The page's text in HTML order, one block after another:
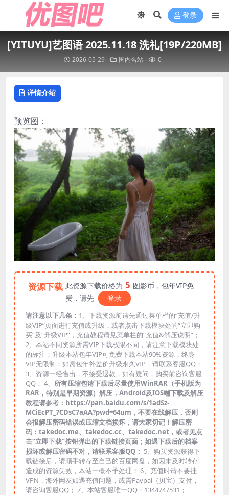
登录
[YITUYU]艺图语 2025.11.18 洗礼[19P/220MB]
2026-05-29 国内名站 0
详情介绍
预览图：
资源下载 此资源下载价格为 5 图影币，包年VIP免
费，请先
登录
请注意以下几条： 1、下载资源前请先通过菜单栏的“充值/升
级VIP”页面进行充值或升级，或者点击下载模块处的“立即购
买”及“升级VIP”，充值教程请见菜单栏的“充值&解压说明”；
2、本站不同资源所需VIP下载权限不同，请注意下载模块处
的标注；升级本站包年VIP可免费下载本站90%资源，终身
VIP无限制；如需包年补差价升级永久VIP，请联系客服QQ；
3、资源一经售出，不接受退款，如有疑问，购买前咨询客服
QQ； 4、 所有压缩包请下载后尽量使用WinRAR（手机版为
RAR，特别是早期资源）解压，Android及IOS端下载及解压
教程请参考：https://pan.baidu.com/s/1adSz-
MCiEcPT_7CDsC7aAA?pwd=64um，不要在线解压，否则
会报解压密码错误或压缩文档损坏，请大家切记！解压密
码：takedoc.me、takedoc.cc、takedoc.net，或者见点
击“立即下载”按钮弹出的下载链接页面；如遇下载后的档案
损坏或解压密码不对，请联系客服QQ； 5、购买资源获得下
载链接后，请顺手转存至自己的百度网盘，如因未及时转存
造成的资源失效，本站一概不予处理； 6、充值时请不要挂
VPN，海外网友如遇充值问题，或需Paypal（贝宝）支付，
请咨询客服QQ； 7、本站客服唯一QQ：1344747531；